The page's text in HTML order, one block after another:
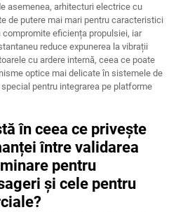
asemenea, arhitecturi electrice cu
de putere mai mari pentru caracteristici
eficiența propulsiei, iar
reduce expunerea la vibrații
cu ardere internă, ceea ce poate
optice mai delicate în sistemele de
pentru integrarea pe platforme
în ceea ce privește
între validarea
pentru
și cele pentru